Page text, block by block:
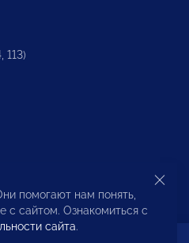
113)
помогают нам понять,
с сайтом. Ознакомиться с
сайта.